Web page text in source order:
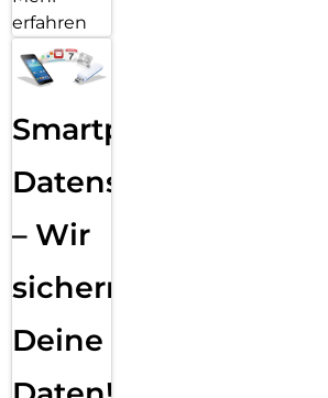
erfahren
Smartphone
Datensicherung
– Wir
sichern
Deine